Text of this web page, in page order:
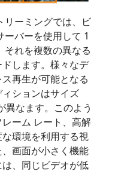
リーミングでは、ビ
バーを使用して 1
れを複数の異なる
します。様々なデ
再生が可能となる
ションはサイズ
異なます。このよう
ーム レート、高解
環境を利用する視
画面が小さく機能
、同じビデオが低